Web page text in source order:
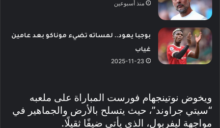
منذ أسبوعين
بوجبا يعود.. لمساته تضيء موناكو بعد عامين
غياب
2025-11-23
ويخوض نوتينجهام فورست المباراة على ملعبه
“سيتي جراوند”، حيث يتسلح بالأرض والجماهير في
مواجهة ليفربول، الذي يأتي ضيفًا ثقيلًا.